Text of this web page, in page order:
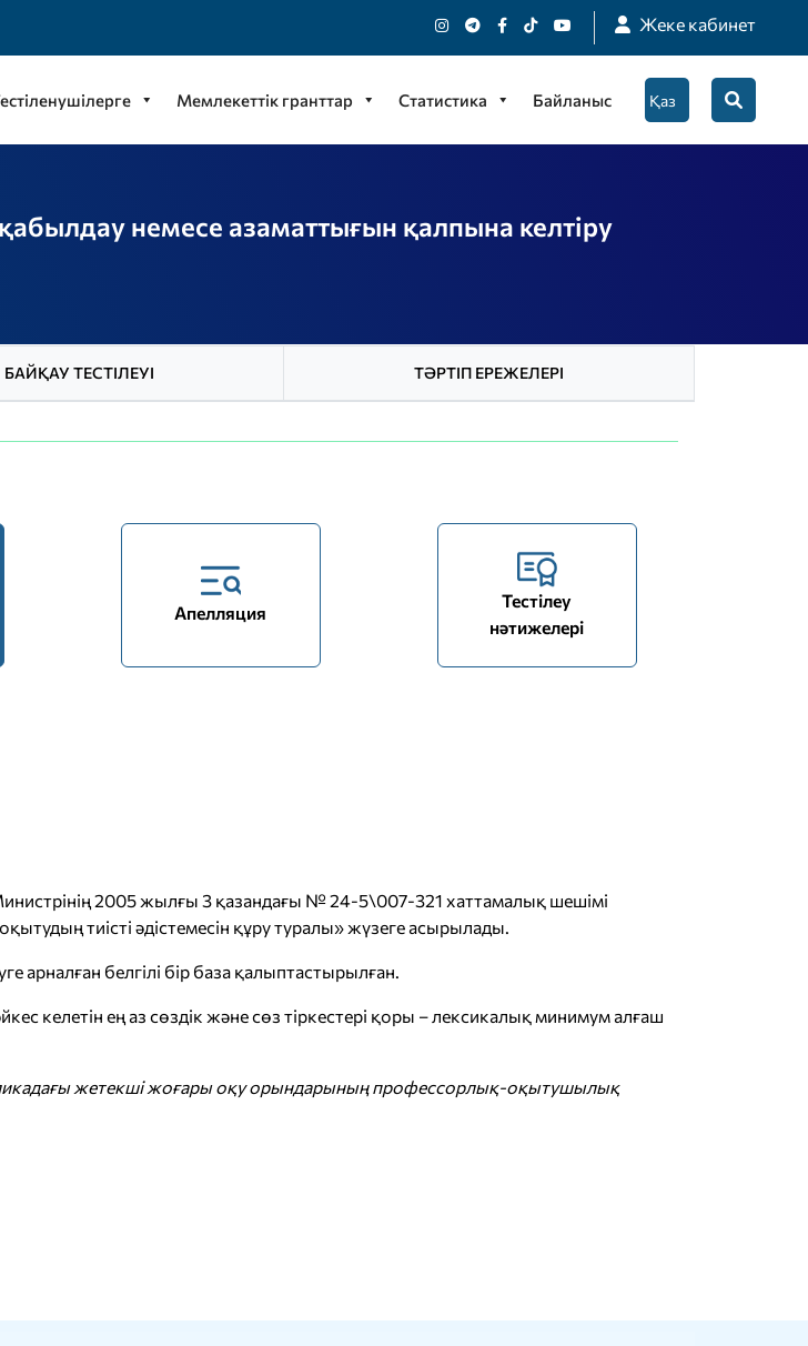
Жеке кабинет
Мемлекеттік гранттар Статистика Байланыс
немесе азаматтығын қалпына келтіру
БАЙҚАУ ТЕСТІЛЕУІ ТӘРТІП ЕРЕЖЕЛЕРІ
Апелляция
Тестілеу
нәтижелері
2005 жылғы 3 қазандағы № 24-5\007-321 хаттамалық шешімі
тиісті әдістемесін құру туралы» жүзеге асырылады.
арналған белгілі бір база қалыптастырылған.
келетін ең аз сөздік және сөз тіркестері қоры – лексикалық минимум алғаш
жетекші жоғары оқу орындарының профессорлық-оқытушылық